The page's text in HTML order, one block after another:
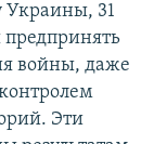
Украины, 31
войны, даже
Эти